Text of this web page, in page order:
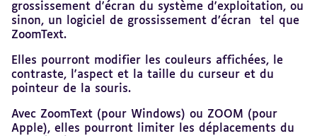
grossissement d'écran du système d'exploitation, ou
sinon, un logiciel de grossissement d’écran tel que
ZoomText.
Elles pourront modifier les couleurs affichées, le
contraste, l'aspect et la taille du curseur et du
pointeur de la souris.
Avec ZoomText (pour Windows) ou ZOOM (pour
Apple), elles pourront limiter les déplacements du